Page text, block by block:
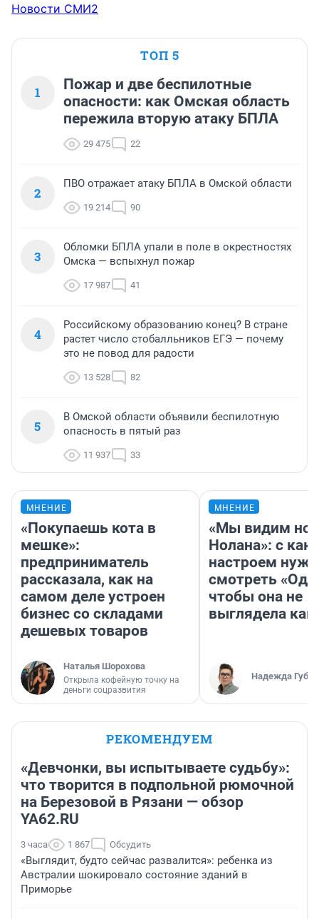
Новости СМИ2
ТОП 5
1
Пожар и две беспилотные
опасности: как Омская область
пережила вторую атаку БПЛА
29 475 22
2
ПВО отражает атаку БПЛА в Омской области
19 214 90
3
Обломки БПЛА упали в поле в окрестностях
Омска — вспыхнул пожар
17 987 41
4
Российскому образованию конец? В стране
растет число стобалльников ЕГЭ — почему
это не повод для радости
13 528 82
5
В Омской области объявили беспилотную
опасность в пятый раз
11 937 33
МНЕНИЕ
«Покупаешь кота в
мешке»:
предприниматель
рассказала, как на
самом деле устроен
бизнес со складами
дешевых товаров
Наталья Шорохова
Открыла кофейную точку на
деньги соцразвития
МНЕНИЕ
«Мы видим
Нолана»: с
настроем
смотреть
чтобы она не
выглядела как
Надежда
РЕКОМЕНДУЕМ
«Девчонки, вы испытываете судьбу»:
что творится в подпольной рюмочной
на Березовой в Рязани — обзор
YA62.RU
3 часа 1 867 Обсудить
«Выглядит, будто сейчас развалится»: ребенка из
Австралии шокировало состояние зданий в
Приморье